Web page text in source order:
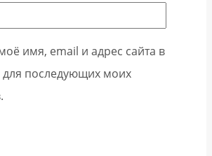
имя, email и адрес сайта в
для последующих моих